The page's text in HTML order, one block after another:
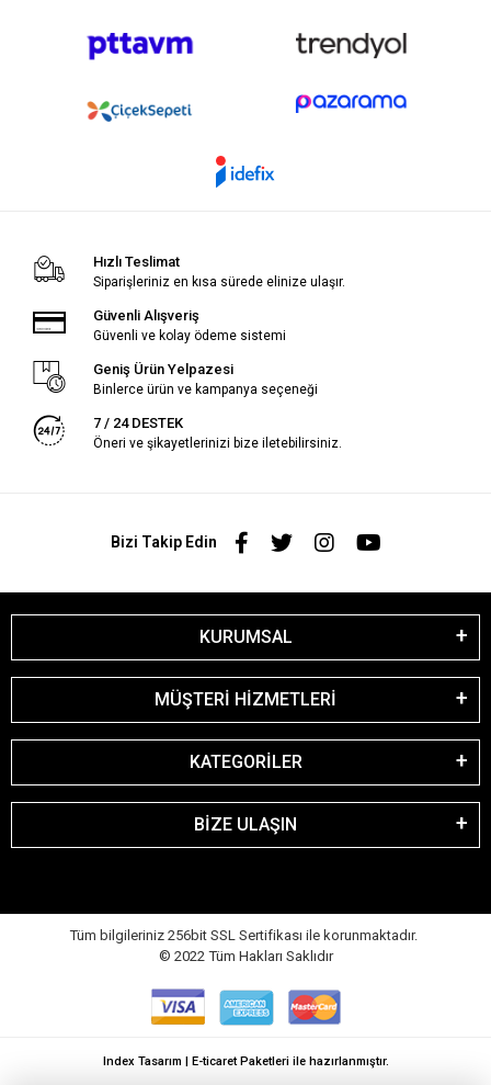
Hızlı Teslimat
Siparişleriniz en kısa sürede elinize ulaşır.
Güvenli Alışveriş
Güvenli ve kolay ödeme sistemi
Geniş Ürün Yelpazesi
Binlerce ürün ve kampanya seçeneği
7 / 24 DESTEK
Öneri ve şikayetlerinizi bize iletebilirsiniz.
Bizi Takip Edin
KURUMSAL
MÜŞTERİ HİZMETLERİ
KATEGORİLER
BİZE ULAŞIN
Tüm bilgileriniz 256bit SSL Sertifikası ile korunmaktadır.
© 2022 Tüm Hakları Saklıdır
Index Tasarım | E-ticaret Paketleri ile hazırlanmıştır.